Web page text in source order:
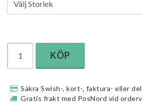
KÖP
Säkra Swish-, kort-, faktura- eller
Gratis frakt med PosNord vid